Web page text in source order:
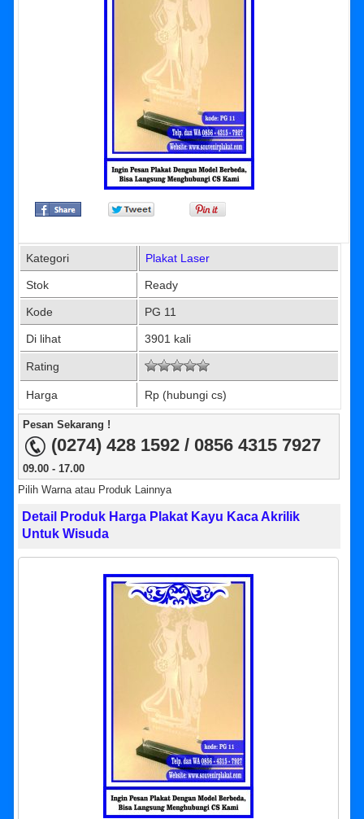
Kategori Plakat Laser
Stok Ready
Kode PG 11
Di lihat 3901 kali
Rating
Harga Rp (hubungi cs)
Pesan Sekarang !
(0274) 428 1592 / 0856 4315 7927
09.00 - 17.00
Pilih Warna atau Produk Lainnya
Detail Produk Harga Plakat Kayu Kaca Akrilik
Untuk Wisuda